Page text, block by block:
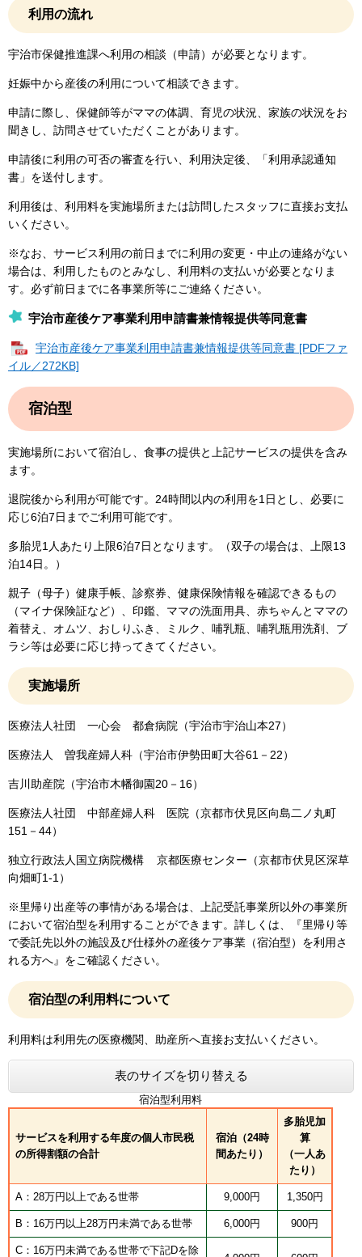
利用の流れ
宇治市保健推進課へ利用の相談（申請）が必要となります。
妊娠中から産後の利用について相談できます。
申請に際し、保健師等がママの体調、育児の状況、家族の状況をお
聞きし、訪問させていただくことがあります。
申請後に利用の可否の審査を行い、利用決定後、「利用承認通知
書」を送付します。
利用後は、利用料を実施場所または訪問したスタッフに直接お支払
いください。
※なお、サービス利用の前日までに利用の変更・中止の連絡がない
場合は、利用したものとみなし、利用料の支払いが必要となりま
す。必ず前日までに各事業所等にご連絡ください。
宇治市産後ケア事業利用申請書兼情報提供等同意書
宇治市産後ケア事業利用申請書兼情報提供等同意書 [PDFファ
イル／272KB]
宿泊型
実施場所において宿泊し、食事の提供と上記サービスの提供を含み
ます。
退院後から利用が可能です。24時間以内の利用を1日とし、必要に
応じ6泊7日までご利用可能です。
多胎児1人あたり上限6泊7日となります。（双子の場合は、上限13
泊14日。）
親子（母子）健康手帳、診察券、健康保険情報を確認できるもの
（マイナ保険証など）、印鑑、ママの洗面用具、赤ちゃんとママの
着替え、オムツ、おしりふき、ミルク、哺乳瓶、哺乳瓶用洗剤、ブ
ラシ等は必要に応じ持ってきてください。
実施場所
医療法人社団 一心会 都倉病院（宇治市宇治山本27）
医療法人 曽我産婦人科（宇治市伊勢田町大谷61－22）
吉川助産院（宇治市木幡御園20－16）
医療法人社団 中部産婦人科 医院（京都市伏見区向島二ノ丸町
151－44）
独立行政法人国立病院機構 京都医療センター（京都市伏見区深草
向畑町1-1）
※里帰り出産等の事情がある場合は、上記受託事業所以外の事業所
において宿泊型を利用することができます。詳しくは、『里帰り等
で委託先以外の施設及び仕様外の産後ケア事業（宿泊型）を利用さ
れる方へ』をご確認ください。
宿泊型の利用料について
利用料は利用先の医療機関、助産所へ直接お支払いください。
表のサイズを切り替える
宿泊型利用料
サービスを利用する年度の個人市民税
の所得割額の合計
宿泊（24時
間あたり）
多胎児加
算
（一人あ
たり）
A：28万円以上である世帯 9,000円 1,350円
B：16万円以上28万円未満である世帯 6,000円 900円
C：16万円未満である世帯で下記Dを除